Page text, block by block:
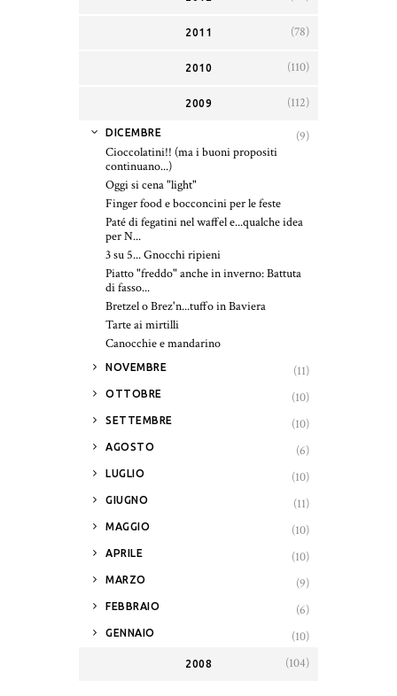
2011 (78)
2010 (110)
2009 (112)
▼ DICEMBRE
(9)
Cioccolatini!! (ma i buoni propositi
continuano...)
Oggi si cena "light"
Finger food e bocconcini per le feste
Paté di fegatini nel waffel e...qualche idea
per N...
3 su 5... Gnocchi ripieni
Piatto "freddo" anche in inverno: Battuta
di fasso...
Bretzel o Brez'n...tuffo in Baviera
Tarte ai mirtilli
Canocchie e mandarino
► NOVEMBRE (11)
► OTTOBRE (10)
► SETTEMBRE (10)
► AGOSTO (6)
► LUGLIO (10)
► GIUGNO (11)
► MAGGIO (10)
► APRILE (10)
► MARZO (9)
► FEBBRAIO (6)
► GENNAIO (10)
2008 (104)